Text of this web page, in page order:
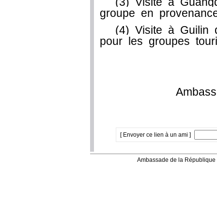
groupe en
(4) Visite à Guilin
pour les groupes
[ Envoyer ce lien à un ami ]
Ambassade de la